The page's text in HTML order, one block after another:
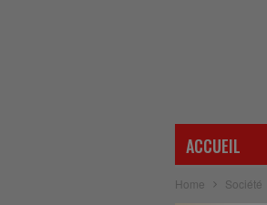
ACCUEIL
Home Société